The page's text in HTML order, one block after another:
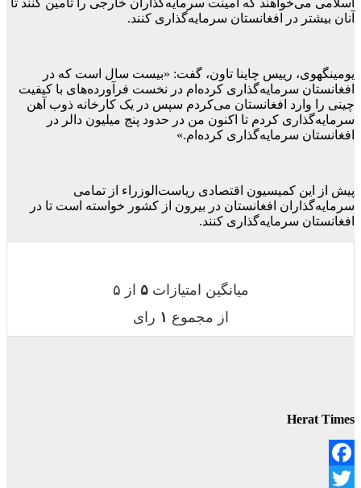
اسلامی می‌خواهند که امینت سرمایه‌گذاران خارجی را تامین کنند تا
آنان بیشتر در افغانستان سرمایه‌گذاری کنند.
یومینگهوی، رییس چاینا تاون، گفت: «بیست سال است که در
افغانستان سرمایه‌گذاری کرده‌ام در نخست فرآورده‌های با کیفیت
چینی را وارد افغانستان می‌کردم سپس در یک کارخانه ذوب آهن
سرمایه‌گذاری کردم تا اکنون من در حدود پنج میلیون دالر در
افغانستان سرمایه‌گذاری کرده‌ام.»
پیش از این کمیسیون اقتصادی ریاست‌الوزراء از تمامی
سرمایه‌گذاران افغانستان در بیرون از کشور خواسته است تا در
افغانستان سرمایه‌گذاری کنند.
میانگین امتیازات۵ از ۵
از مجموع ۱ رای
Herat Times
Facebook